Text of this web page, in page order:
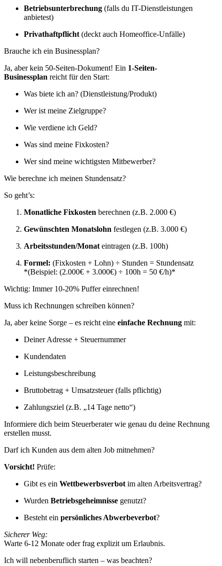
Betriebsunterbrechung (falls du IT-Dienstleistungen
anbietest)
Privathaftpflicht(deckt auch Homeoffice-Unfälle)
Brauche ich ein Businessplan?
Ja, aber kein 50-Seiten-Dokument! Ein 1-Seiten-
Businessplan reicht für den Start:
Was biete ich an? (Dienstleistung/Produkt)
Wer ist meine Zielgruppe?
Wie verdiene ich Geld?
Was sind meine Fixkosten?
Wer sind meine wichtigsten Mitbewerber?
Wie berechne ich meinen Stundensatz?
So geht’s:
Monatliche Fixkosten berechnen (z.B. 2.000 €)
Gewünschten Monatslohn festlegen (z.B. 3.000 €)
Arbeitsstunden/Monateintragen (z.B. 100h)
Formel: (Fixkosten + Lohn) ÷ Stunden = Stundensatz
*(Beispiel: (2.000€ + 3.000€) ÷ 100h = 50 €/h)*
Wichtig: Immer 10-20% Puffer einrechnen!
Muss ich Rechnungen schreiben können?
Ja, aber keine Sorge – es reicht eine einfache Rechnung mit:
Deiner Adresse + Steuernummer
Kundendaten
Leistungsbeschreibung
Bruttobetrag + Umsatzsteuer (falls pflichtig)
Zahlungsziel (z.B. „14 Tage netto“)
Informiere dich beim Steuerberater wie genau du deine Rechnung
erstellen musst.
Darf ich Kunden aus dem alten Job mitnehmen?
Vorsicht! Prüfe:
Gibt es ein Wettbewerbsverbotim alten Arbeitsvertrag?
Wurden Betriebsgeheimnisse genutzt?
Besteht ein persönliches Abwerbeverbot?
Sicherer Weg:
Warte 6-12 Monate oder frag explizit um Erlaubnis.
Ich will nebenberuflich starten – was beachten?